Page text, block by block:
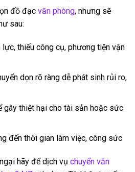
đồ đạc văn phòng, nhưng sẽ
sau:
lực, thiếu công cụ, phương tiện vận
dọn rõ ràng dễ phát sinh rủi ro,
gây thiệt hại cho tài sản hoặc sức
đến thời gian làm việc, công sức
hãy để dịch vụ chuyển văn